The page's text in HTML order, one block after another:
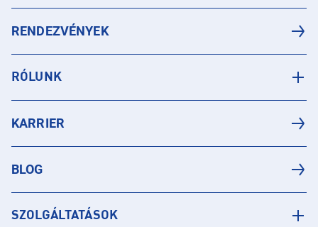
RENDEZVÉNYEK
RÓLUNK
KARRIER
BLOG
SZOLGÁLTATÁSOK